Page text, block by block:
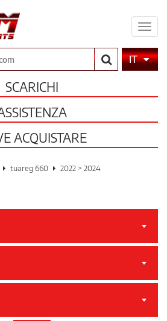
il
CercaIT
SCARICHI
ACQUISTARE
tuareg 660 2022 > 2024